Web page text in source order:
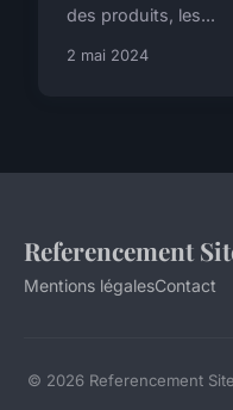
des produits, les...
2 mai 2024
Referencement
Mentions légalesContact
© 2026 Referencement